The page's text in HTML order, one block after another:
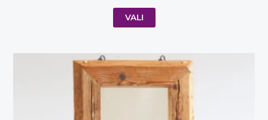
VALI
This
product
has
multiple
variants.